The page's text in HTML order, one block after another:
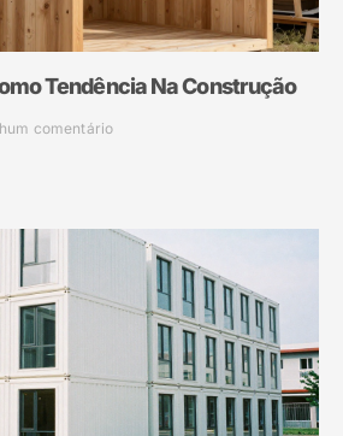
Tendência Na Construção
comentário